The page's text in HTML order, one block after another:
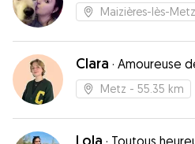
Maizières-lès-Metz
Clara · Amoureuse
Metz - 55.35 km
· Toutous